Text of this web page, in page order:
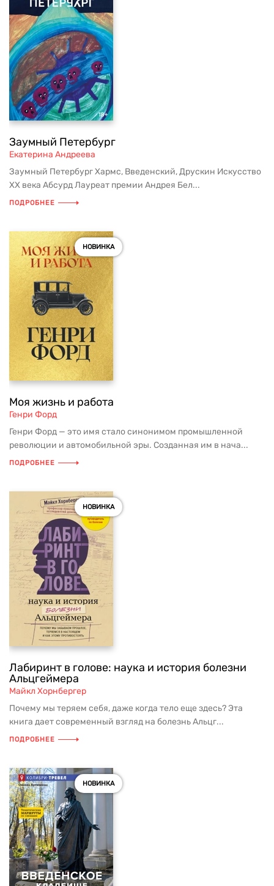
Заумный Петербург
Екатерина Андреева
Заумный Петербург Хармс, Введенский, Друскин Искусство
ХХ века Абсурд Лауреат премии Андрея Бел...
ПОДРОБНЕЕ
НОВИНКА
Моя жизнь и работа
Генри Форд
Генри Форд — это имя стало синонимом промышленной
революции и автомобильной эры. Созданная им в нача...
ПОДРОБНЕЕ
НОВИНКА
Лабиринт в голове: наука и история болезни
Альцгеймера
Майкл Хорнбергер
Почему мы теряем себя, даже когда тело еще здесь? Эта
книга дает современный взгляд на болезнь Альцг...
ПОДРОБНЕЕ
НОВИНКА